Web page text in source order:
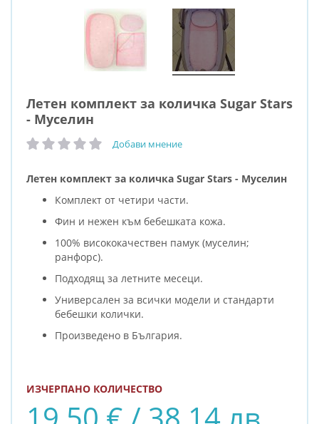
Летен комплект за количка Sugar Stars
- Муселин
рейтинг: Добави мнение
Летен комплект за количка Sugar Stars - Муселин
Комплект от четири части.
Фин и нежен към бебешката кожа.
100% висококачествен памук (муселин;
ранфорс).
Подходящ за летните месеци.
Универсален за всички модели и стандарти
бебешки колички.
Произведено в България.
ИЗЧЕРПАНО КОЛИЧЕСТВО